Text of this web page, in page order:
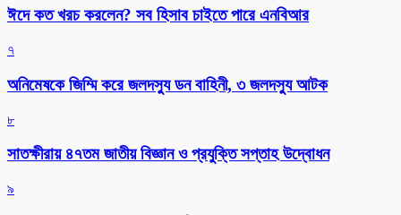
ঈদে কত খরচ করলেন? সব হিসাব চাইতে পারে এনবিআর
৭
অনিমেষকে জিম্মি করে জলদস্যু ডন বাহিনী, ৩ জলদস্যু আটক
৮
সাতক্ষীরায় ৪৭তম জাতীয় বিজ্ঞান ও প্রযুক্তি সপ্তাহ উদ্বোধন
৯